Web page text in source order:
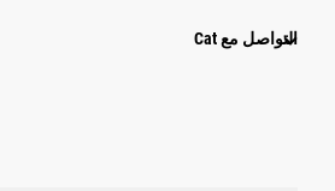
التواصل مع Cat